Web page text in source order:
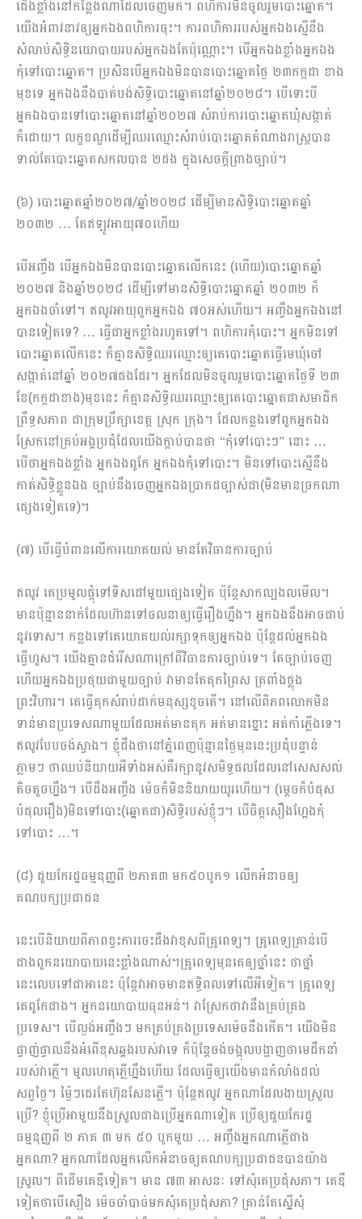
ជើងខ្លាំងនៅកន្លែងណាដែលចេញមក។ ពហិការមិនចូលរួមបោះឆ្នោត។
យើងអំពាវនាវឲ្យអ្នកឯង​ពហិការចុះ។ ការពហិការរបស់អ្នកឯងស្មើនឹង
សំលាប់សិទ្ធិនយោបាយរបស់អ្នកឯងតែប៉ុណ្ណោះ។ បើអ្នកឯងខ្លាំង​អ្នកឯង​
កុំទៅបោះឆ្នោត។ ប្រសិនបើអ្នក​ឯងមិនបានបោះឆ្នោតថ្ងៃ ២៣កក្កដា ខាង
មុខទេ អ្នកឯងនឹងបាត់បង់សិទ្ធិបោះឆ្នោតនៅឆ្នាំ២០២៨។ បើទោះបី
អ្នកឯងបានទៅបោះឆ្នោតនៅឆ្នាំ២០២៧ សំរាប់ការបោះឆ្នោត​ឃុំសង្កាត់
ក៏ដោយ។ លក្ខខណ្ឌដើម្បីឈរឈ្មោះសំរាប់បោះឆ្នោតតំណាងរាស្ដ្របាន
ទាល់តែបោះឆ្នោតសកល​បាន ២​ដង ក្នុងសេចក្ដីព្រាងច្បាប់។
(៦)​ បោះឆ្នោតឆ្នាំ​២០២៧/ឆ្នាំ២០២៨ ដើម្បីមានសិទ្ធិបោះឆ្នោតឆ្នាំ
២០៣២ … តែឥឡូវអាយុ៧០ហើយ
បើអញ្ចឹង បើអ្នកឯងមិនបានបោះឆ្នោតលើកនេះ (ហើយ)បោះឆ្នោតឆ្នាំ​
២០២៧ និងឆ្នាំ២០២៨ ដើម្បីទៅមានសិទ្ធិបោះឆ្នោតឆ្នាំ ២០៣២ ក៏
អ្នកឯងចាំទៅ។ ឥលូវអាយុពួកអ្នកឯង ៧០អស់ហើយ។ អញ្ចឹងអ្នកឯងនៅ
បានទៀតទេ? … ធ្វើជាអ្នកខ្លាំងរហូតទៅ។ ពហិការ​កុំ​បោះ។ អ្នកមិនទៅ
បោះឆ្នោតលើកនេះ ក៏គ្មានសិទ្ធិឈរឈ្មោះឲ្យគេបោះឆ្នោតធ្វើមេឃុំចៅ
សង្កាត់នៅឆ្នាំ ២០២៧ផងដែរ។ អ្នកដែលមិនចូលរួមបោះឆ្នោតថ្ងៃទី ២៣
ខែ(កក្កដាខាង)មុខនេះ ក៏គ្មានសិទ្ធិឈរឈ្មោះ​ឲ្យគេ​បោះឆ្នោតជាសមាជិក
ព្រឹទ្ធសភាព ជាក្រុមប្រឹក្សាខេត្ត ស្រុក ក្រុង។ ដែលកន្លងទៅពួកអ្នកឯង​
ស្រែកនៅគ្រប់អង្គប្រជុំដែលយើងក្ដាប់បានថា “កុំទៅបោះៗ” នោះ …
បើថាអ្នកឯងខ្លាំង អ្នកឯងពូកែ អ្នកឯងកុំទៅបោះ។ មិនទៅបោះស្មើនឹង
កាត់សិទ្ធិខ្លួនឯង ច្បាប់នឹងចេញអ្នកឯងប្រាកដច្បាស់ជា(មិនមានច្រកណា
ផ្សេងទៀតទេ)។
(៧) បើធ្វើបំពានលើការយោគយល់ មានតែវិធានការច្បាប់
ឥលូវ គេប្រមូលផ្ដុំទៅទិសដៅមួយផ្សេងទៀត ប៉ុន្ដែសាកល្បងលមើល។
មានប៉ុន្មាននាក់ដែលហ៊ានទៅចលនា​ឲ្យធ្វើរឿងហ្នឹង។ អ្នកឯងនឹងអាចជាប់
នូវទោស។ កន្លងទៅគេយោគយល់រក្សាទុកឲ្យអ្នកឯង ប៉ុន្ដែដល់​អ្នកឯង
ធ្វើហួស។ យើងគ្មានជំរើសណាក្រៅពីវិធានការច្បាប់ទេ។ តែច្បាប់ចេញ
ហើយអ្នកឯង​ប្រថុយជាមួយច្បាប់ វាមានតែគុកព្រៃស ត្រពាំងថ្លុង
ព្រះវិហារ។ គេធ្វើគុកសំរាប់ដាក់មនុស្ស​ខូច​តើ។ នៅលើពិភពលោកមិន
ទាន់មានប្រទេសណាមួយដែលអត់មានគុក អត់មានខ្នោះ អត់កាំភ្លើងទេ។
ឥលូវបែបចង់ស្វាង។ ខ្ញុំដឹងថានៅភ្នំពេញប៉ុន្មានថ្ងៃមុននេះ​ប្រជុំ​បន្ទាន់
ភ្លាមៗ ថាឈប់និយាយអីទាំងអស់គឺរក្សានូវសមិទ្ធផលដែលនៅសេសសល់
តិចតួចហ្នឹង។ បើដឹង​អញ្ចឹង ម៉េចក៏មិននិយាយយូរហើយ។ (ម្តេចក៏បំផុស
បំផុលរឿង)មិនទៅបោះ(ឆ្នោតជា)សិទ្ធិរបស់ខ្ញុំៗ។ បើចិត្តសឿងហ្អែងកុំ
ទៅបោះ …។
(៨) ជួយកែរដ្ឋធម្មនុញ្ញពី ២ភាគ៣ មក៥០បូក១ លើកអំនាចឲ្យ
គណបក្សប្រ​ជាជន
នេះបើនិយាយពីភាពខ្វះការចេះដឹងវាខុសពីគ្រូពេទ្យ។ គ្រូពេទ្យគ្រាន់បើ
ជាងពួកនយោបាយនេះខ្លាំង​ណាស់។គ្រូពេទ្យមុនគេឲ្យថ្នាំនេះ ថាថ្នាំ
នេះលេបទៅជាអានេះ ប៉ុន្ដែវាអាចមានឥទ្ធិពលទៅលើអីទៀត។ គ្រូពេទ្យ
គេពូកែជាង។ អ្នកនយោបាយធុនអន់។ វាស្រែកថាវានឹងគ្រប់គ្រង
ប្រទេស។ បើល្ងង់​​អញ្ចឹងៗ មកគ្រប់គ្រងប្រទេសម៉េចនឹងកើត។ យើងមិន
ផ្ចាញ់ផ្ចាលនឹងអំពើខុសឆ្គងរបស់វាទេ ក៏ប៉ុន្ដែចង់ចង្អុល​បង្ហាញថាមេដឹកនាំ
របស់វាភ្លើ។ មូលហេតុភ្លើហ្នឹងហើយ ដែលធ្វើឲ្យយើងមានកំលាំងដល់
សព្វថ្ងៃ។ ម៉្ងៃៗជេរតែហ៊ុនសែនភ្លើ។​ ប៉ុន្ដែឥលូវ អ្នកណាដែលងាយស្រួល
ប្រើ? ខ្ញុំប្រើអាមួយនឹងស្រួលជាងប្រើអ្នកណាទៀត ​ប្រើឲ្យជួយកែរដ្ឋ
ធម្មនុញ្ញពី ២ ភាគ ៣ មក ៥០ បូកមួយ … អញ្ចឹងអ្នកណាភ្លើជាង
អ្នកណា? អ្នកណាដែលអ្នកលើកអំនាចឲ្យគណបក្សប្រ​ជាជនបានយ៉ាង
ស្រួល។ ពីដើមគេឌឺទៀត។ មាន ៧៣ អាសនៈ ទៅសុំគេ​ប្រជុំសភា។ គេឌឺ
ទៀតថាបើសឿង ម៉េចចាំបាច់មកសុំគេប្រជុំសភា? គ្រាន់តែស្នើសុំ